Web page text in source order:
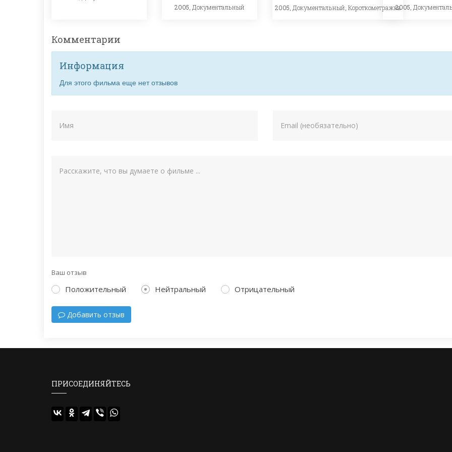
2005, Документальный 2005, Документальный Короткометражка2005,
Комментарии
Информация
Для этого фильма еще нет отзывов
Ваш отзыв
Положительный Нейтральный Отрицательный
Добавить отзыв
ПРИСОЕДИНЯЙТЕСЬ